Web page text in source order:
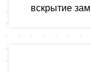
вскрытие